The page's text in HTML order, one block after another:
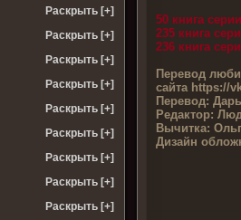
Раскрыть [+]
Раскрыть [+]
Раскрыть [+]
Раскрыть [+]
Раскрыть [+]
Раскрыть [+]
Раскрыть [+]
Раскрыть [+]
Раскрыть [+]
50 книга
235 книга
236 книга
Перевод
сайта https://
Перевод:
Редактор:
Вычитка:
Дизайн